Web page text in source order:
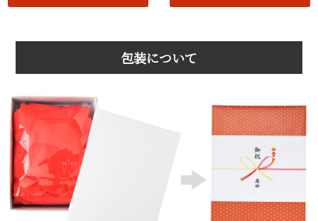
包装について